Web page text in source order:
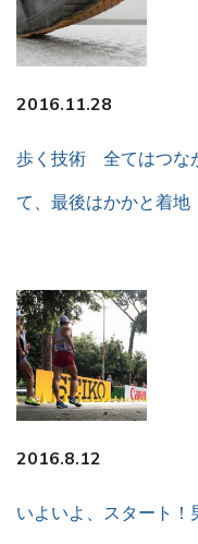
2016.11.28
歩く技術 全てはつな
て、最後はかかと着地
2016.8.12
いよいよ、スタート！